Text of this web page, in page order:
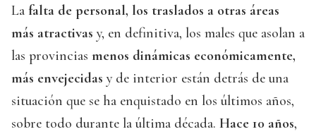
La falta de personal, los traslados a otras áreas
más atractivas y, en definitiva, los males que asolan a
las provincias menos dinámicas económicamente,
más envejecidas y de interior están detrás de una
situación que se ha enquistado en los últimos años,
sobre todo durante la última década. Hace 10 años,